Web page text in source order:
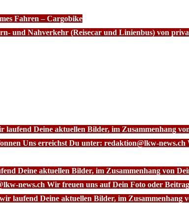
Fahren – Cargobike
und Nahverkehr (Reisecar und Linienbus) von
laufend Deine aktuellen Bilder, im Zusammenhang
Uns erreichst Du unter: redaktion@lkw-
Deine aktuellen Bilder, im Zusammenhang von
news.ch Wir freuen uns auf Dein Foto oder
laufend Deine aktuellen Bilder, im